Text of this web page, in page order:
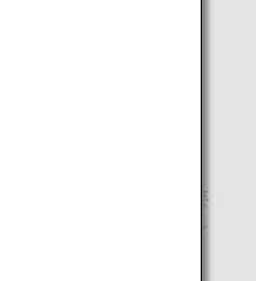
ご利用いただける機内イ
しています（有料）。
くはこちら
ル）
食事に特別な配慮が必要
まな特別機内食を提供し
ください。
しくはこちら